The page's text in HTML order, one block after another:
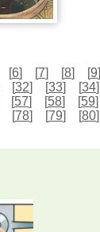
[6] [7] [8] [9]
[32] [33] [34]
[57] [58] [59]
[78] [79] [80]